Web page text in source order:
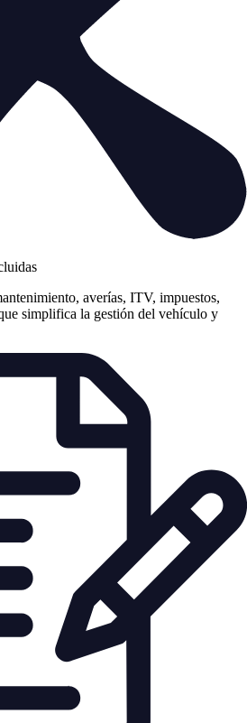
averías, ITV, impuestos,
simplifica la gestión del vehículo y